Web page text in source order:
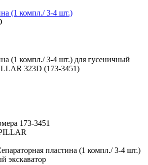
(1 компл./ 3-4 шт.)
(1 компл./ 3-4 шт.) для гусеничный
323D (173-3451)
173-3451
пластина (1 компл./ 3-4 шт.)
экскаватор